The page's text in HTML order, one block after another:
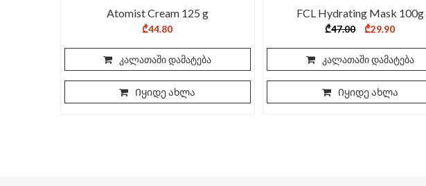
Atomist Cream 125 g
₾44.80
კალათაში დამატება
Იყიდე ახლა
FCL Hydrating Mask 100g
₾47.00 Original
was:
₾47.00.
₾29.90Current
is:
₾29.90.
კალათაში დამატება
Იყიდე ახლა